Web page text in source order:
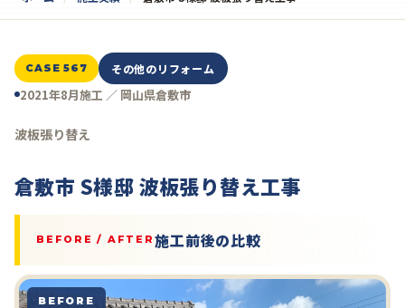
CASE 567 その他のリフォーム
2021年8月施工 ／ 岡山県倉敷市
波板張り替え
倉敷市 S様邸 波板張り替え工事
BEFORE / AFTER 施工前後の比較
BEFORE